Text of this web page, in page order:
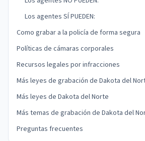
Los agentes SÍ PUEDEN:
Como grabar a la policía de forma segura
Políticas de cámaras corporales
Recursos legales por infracciones
Más leyes de grabación de Dakota del
Más leyes de Dakota del Norte
Más temas de grabación de Dakota del
Preguntas frecuentes